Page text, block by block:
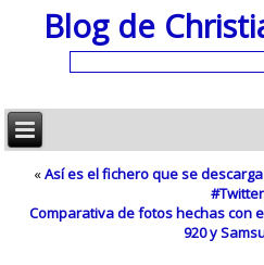
Blog de
«Así es el fichero que se
Comparativa de fotos hechas con
920 y